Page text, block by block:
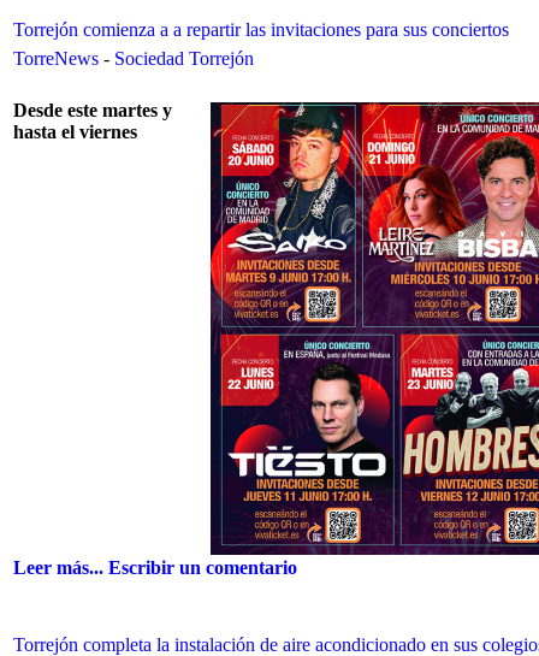
Torrejón comienza a a repartir las invitaciones para sus conciertos
TorreNews - Sociedad Torrejón
Desde este martes y
hasta el viernes
Leer más... Escribir un comentario
Torrejón completa la instalación de aire acondicionado en sus